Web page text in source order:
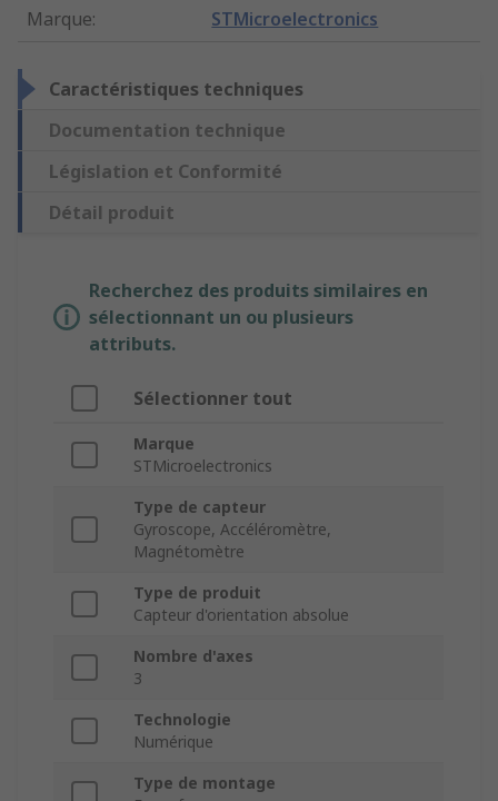
Marque: STMicroelectronics
Caractéristiques techniques
Documentation technique
Législation et Conformité
Détail produit
Recherchez des produits similaires en
sélectionnant un ou plusieurs
attributs.
Sélectionner tout
Marque
STMicroelectronics
Type de capteur
Gyroscope, Accéléromètre,
Magnétomètre
Type de produit
Capteur d'orientation absolue
Nombre d'axes
3
Technologie
Numérique
Type de montage